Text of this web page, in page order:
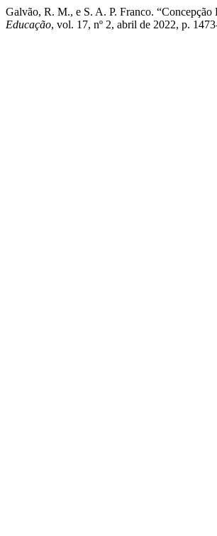
Galvão, R. M., e S. A. P. Franco.
Educação, vol. 17, nº 2, abril de 2022, p.